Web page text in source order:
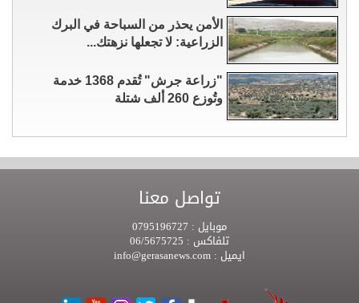
الأمن يحذر من السباحة في البرك
الزراعية: لا تجعلها نزهتك...
"زراعة جرش" تُقدم 1368 خدمة
وتُوزع 260 ألف شتلة
تواصل معنا
موبايل :
تلفاكس :
ايميل :